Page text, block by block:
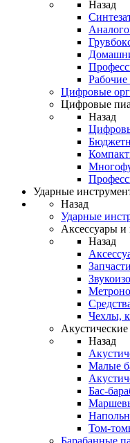
Назад
Рабочие
Цифровые
Цифровые
Назад
Ударные
Назад
Ударные
Аксессуары
Назад
Чехлы,
Назад
Mалые
Бас-
Том-
Барабанные